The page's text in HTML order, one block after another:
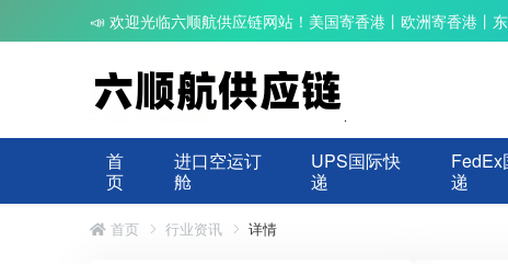
📣 欢迎光临六顺航供应链网站！美国寄香港丨欧洲寄香港丨
首
页
进口空运订
舱
UPS国际快
递
FedEx
递
首页 行业资讯 详情